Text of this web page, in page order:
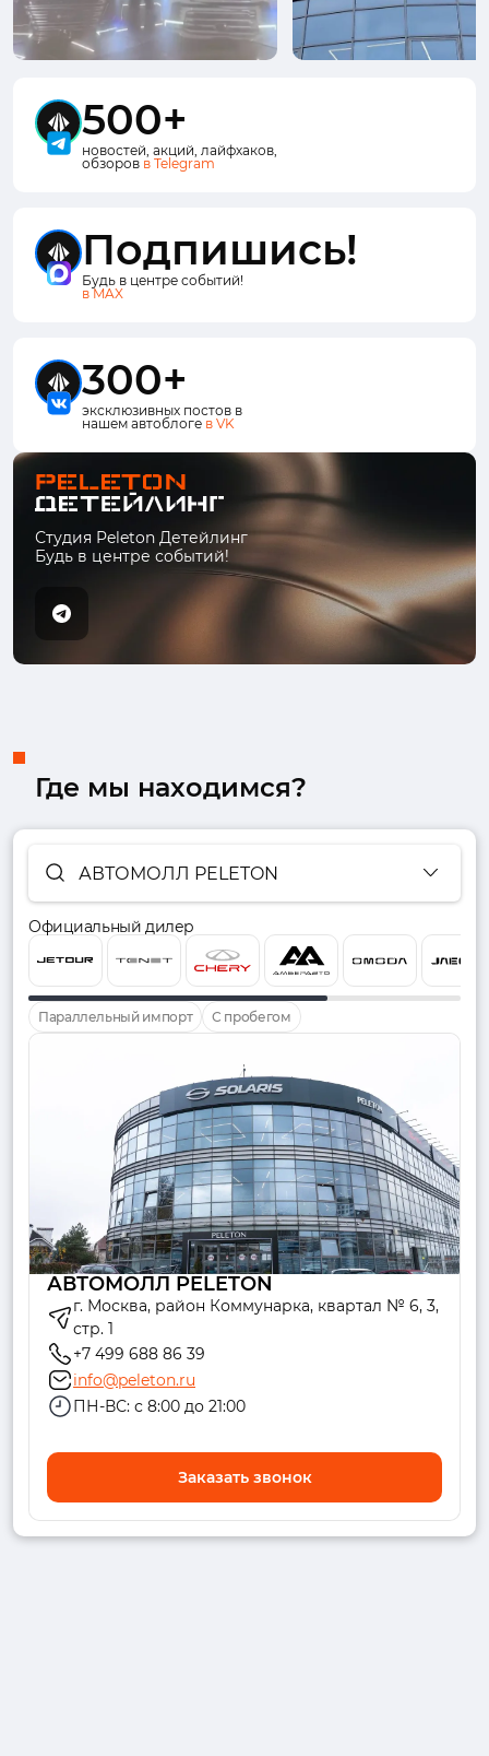
500+
новостей, акций, лайфхаков,
обзоров в Telegram
Подпишись!
Будь в центре событий!
в MAX
300+
эксклюзивных постов в
нашем автоблоге в VK
Студия Peleton Детейлинг
Будь в центре событий!
Где мы находимся?
АВТОМОЛЛ PELETON
Официальный дилер
Параллельный импорт С пробегом
АВТОМОЛЛ PELETON
г. Москва, район Коммунарка, квартал № 6, 3,
стр. 1
+7 499 688 86 39
info@peleton.ru
ПН-ВС: с 8:00 до 21:00
Заказать звонок